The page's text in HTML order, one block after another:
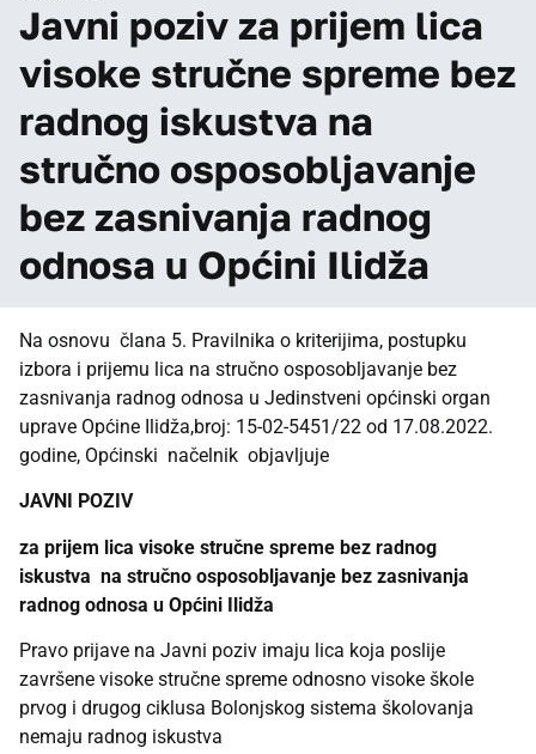
Javni poziv za prijem lica
visoke stručne spreme bez
radnog iskustva na
stručno osposobljavanje
bez zasnivanja radnog
odnosa u Općini Ilidža
Na osnovu člana 5. Pravilnika o kriterijima, postupku
izbora i prijemu lica na stručno osposobljavanje bez
zasnivanja radnog odnosa u Jedinstveni općinski organ
uprave Općine Ilidža,broj: 15-02-5451/22 od 17.08.2022.
godine, Općinski načelnik objavljuje
JAVNI POZIV
za prijem lica visoke stručne spreme bez radnog
iskustva na stručno osposobljavanje bez zasnivanja
radnog odnosa u Općini Ilidža
Pravo prijave na Javni poziv imaju lica koja poslije
završene visoke stručne spreme odnosno visoke škole
prvog i drugog ciklusa Bolonjskog sistema školovanja
nemaju radnog iskustva